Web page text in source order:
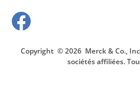
Copyright © 2026 Merck & Co.,
sociétés affiliées.